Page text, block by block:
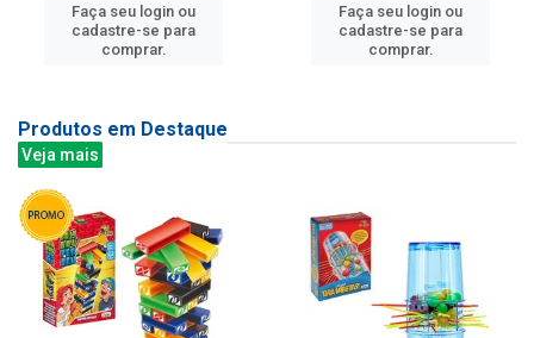
Faça seu login ou
cadastre-se para
comprar.
Faça seu login ou
cadastre-se para
comprar.
Produtos em Destaque
Veja mais